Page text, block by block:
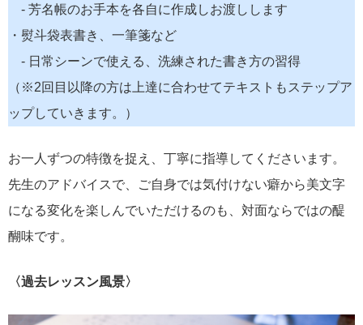
- 芳名帳のお手本を各自に作成しお渡しします
・熨斗袋表書き、一筆箋など
- 日常シーンで使える、洗練された書き方の習得
（※2回目以降の方は上達に合わせてテキストもステップア
ップしていきます。）
お一人ずつの特徴を捉え、丁寧に指導してくださいます。
先生のアドバイスで、ご自身では気付けない癖から美文字
になる変化を楽しんでいただけるのも、対面ならではの醍
醐味です。
〈過去レッスン風景〉